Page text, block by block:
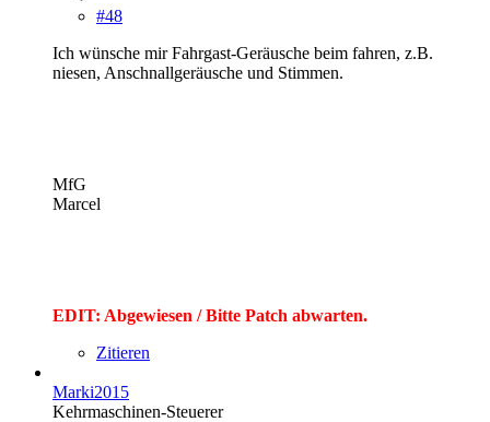
#48
Ich wünsche mir Fahrgast-Geräusche beim fahren, z.B.
niesen, Anschnallgeräusche und Stimmen.
MfG
Marcel
EDIT: Abgewiesen / Bitte Patch abwarten.
Zitieren
Marki2015
Kehrmaschinen-Steuerer